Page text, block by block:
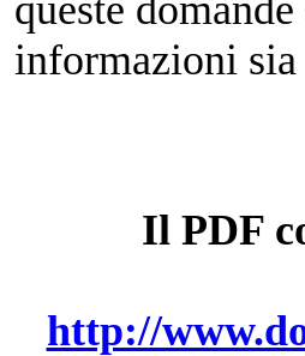
queste
informazioni
Il PDF
http://